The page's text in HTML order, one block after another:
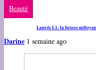
Beauté
Lauvée L1: la brosse
Darine 1 semaine ago